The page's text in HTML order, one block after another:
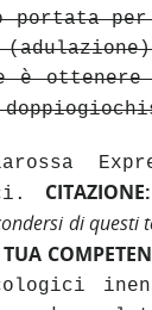
portata
è
CITAZIONE:
di questi